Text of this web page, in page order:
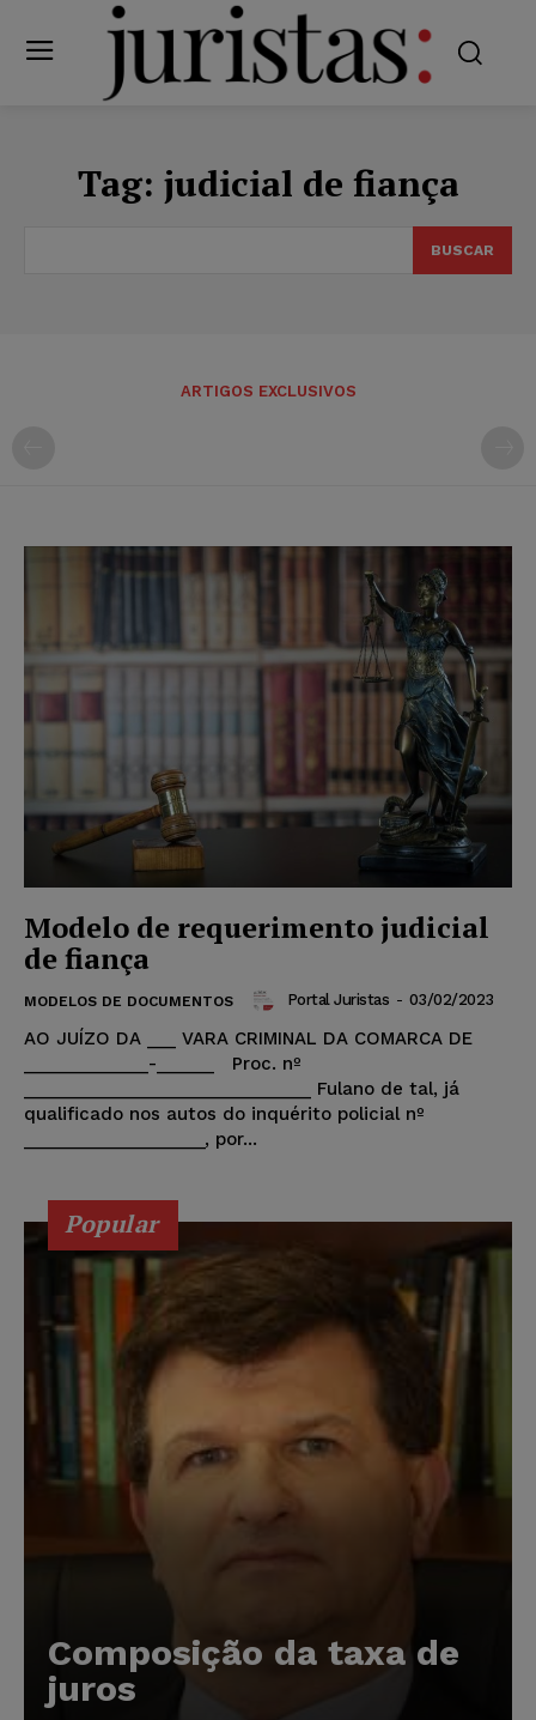
Tag: judicial de fiança
BUSCAR
ARTIGOS EXCLUSIVOS
Modelo de requerimento judicial
de fiança
MODELOS DE DOCUMENTOS Portal Juristas - 03/02/2023
AO JUÍZO DA ___ VARA CRIMINAL DA COMARCA DE
_____________-______ Proc. nº
______________________________ Fulano de tal, já
qualificado nos autos do inquérito policial nº
___________________, por...
Popular
Composição da taxa de
juros